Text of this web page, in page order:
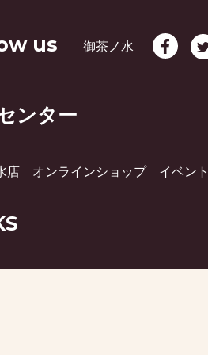
us 御茶ノ水
ンター
店 オンラインショップ イベン